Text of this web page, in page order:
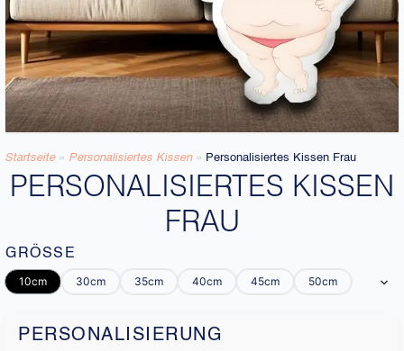
Startseite » Personalisiertes Kissen » Personalisiertes Kissen Frau
PERSONALISIERTES KISSEN
FRAU
GRÖSSE
10cm 30cm 35cm 40cm 45cm 50cm
PERSONALISIERUNG